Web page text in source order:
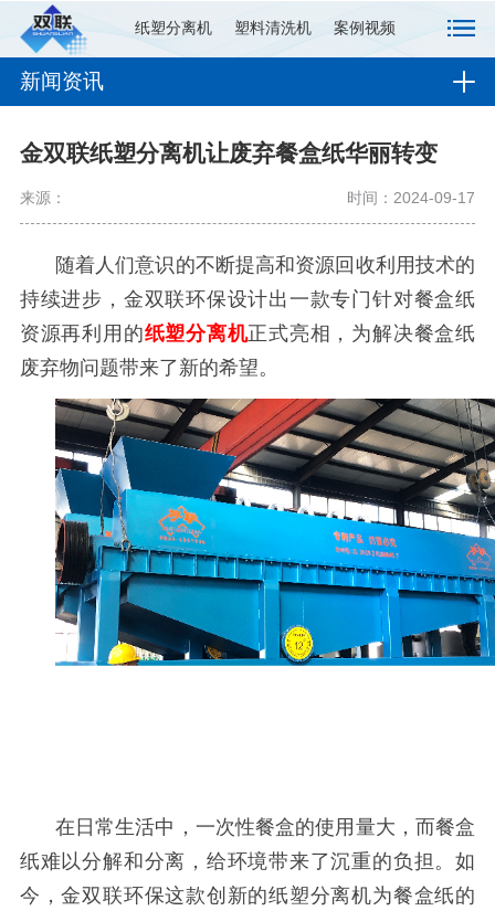
纸塑分离机 塑料清洗机 案例视频
新闻资讯
金双联纸塑分离机让废弃餐盒纸华丽转变
来源： 时间：2024-09-17
随着人们意识的不断提高和资源回收利用技术的
持续进步，金双联环保设计出一款专门针对餐盒纸
资源再利用的纸塑分离机正式亮相，为解决餐盒纸
废弃物问题带来了新的希望。
在日常生活中，一次性餐盒的使用量大，而餐盒
纸难以分解和分离，给环境带来了沉重的负担。如
今，金双联环保这款创新的纸塑分离机为餐盒纸的